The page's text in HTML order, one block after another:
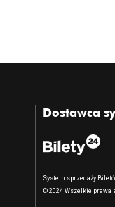
Dostawca
System sprzedaży
© 2024 Wszelkie prawa